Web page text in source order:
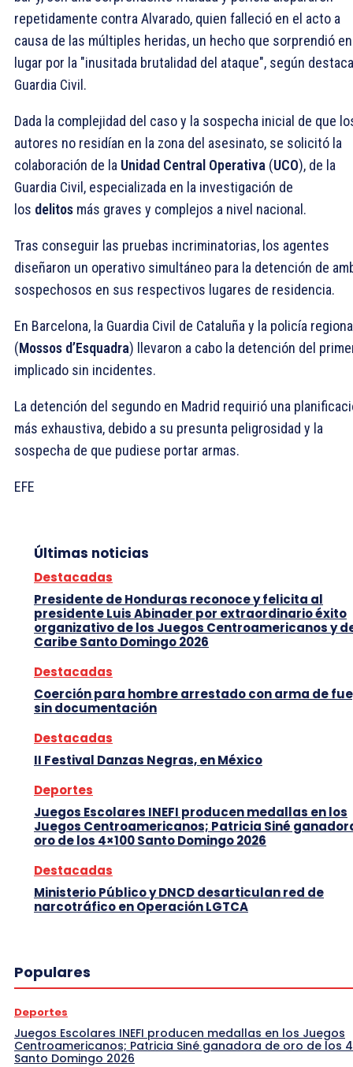
repetidamente contra Alvarado, quien falleció en el acto a
causa de las múltiples heridas, un hecho que sorprendió
lugar por la "inusitada brutalidad del ataque", según
Guardia Civil.
Dada la complejidad del caso y la sospecha inicial de que
autores no residían en la zona del asesinato, se solicitó la
colaboración de la Unidad Central Operativa (UCO), de la
Guardia Civil, especializada en la investigación de
los delitos más graves y complejos a nivel nacional.
Tras conseguir las pruebas incriminatorias, los agentes
diseñaron un operativo simultáneo para la detención de
sospechosos en sus respectivos lugares de residencia.
En Barcelona, la Guardia Civil de Cataluña y la policía
(Mossos d’Esquadra) llevaron a cabo la detención del
implicado sin incidentes.
La detención del segundo en Madrid requirió una
más exhaustiva, debido a su presunta peligrosidad y la
sospecha de que pudiese portar armas.
EFE
Últimas noticias
Destacadas
Presidente de Honduras reconoce y felicita al
presidente Luis Abinader por extraordinario éxito
organizativo de los Juegos Centroamericanos y
Caribe Santo Domingo 2026
Destacadas
Coerción para hombre arrestado con arma de
sin documentación
Destacadas
II Festival Danzas Negras, en México
Deportes
Juegos Escolares INEFI producen medallas en los
Juegos Centroamericanos; Patricia Siné
oro de los 4×100 Santo Domingo 2026
Destacadas
Ministerio Público y DNCD desarticulan red de
narcotráfico en Operación LGTCA
Populares
Deportes
Juegos Escolares INEFI producen medallas en los Juegos
Centroamericanos; Patricia Siné ganadora de oro de los
Santo Domingo 2026